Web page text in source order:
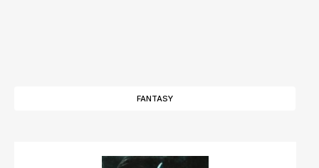
FANTASY